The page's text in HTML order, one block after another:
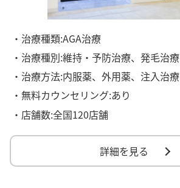
・治療種類:AGA治療
・治療種別:維持・予防治療、発毛治療
・治療方法:内服薬、外用薬、注入治療
・無料カウンセリング:あり
・店舗数:全国120店舗
詳細を見る